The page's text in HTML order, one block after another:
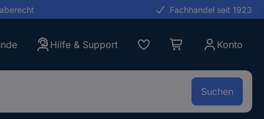
Fachhandel seit 1923
Hilfe & Support Konto
Suchen